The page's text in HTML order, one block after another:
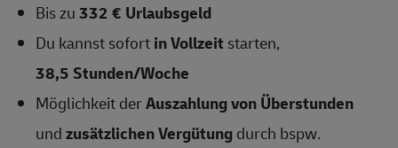
Bis zu332 € Urlaubsgeld
Du kannst sofortin Vollzeit starten,
38,5 Stunden/Woche
Möglichkeit derAuszahlung von Überstunden
undzusätzlichen Vergütungdurch bspw.